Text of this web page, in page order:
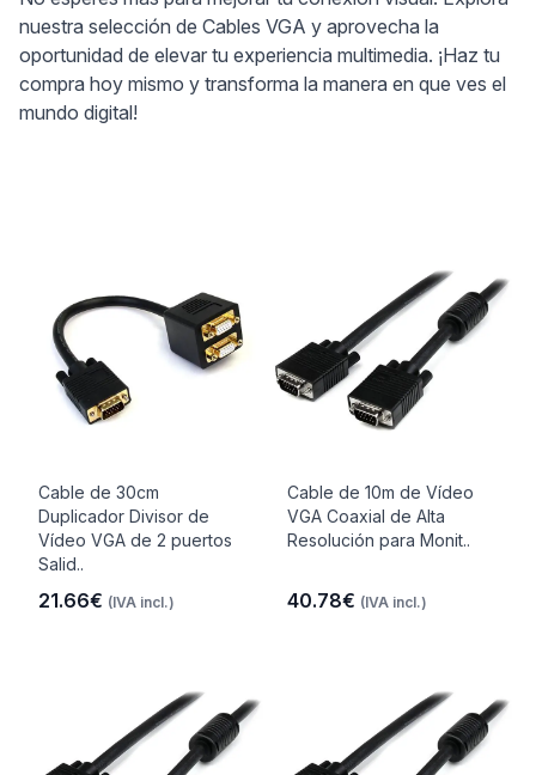
nuestra selección de Cables VGA y aprovecha la
oportunidad de elevar tu experiencia multimedia. ¡Haz tu
compra hoy mismo y transforma la manera en que ves el
mundo digital!
Cable de 30cm
Duplicador Divisor de
Vídeo VGA de 2 puertos
Salid..
21.66€ (IVA incl.)
Cable de 10m de Vídeo
VGA Coaxial de Alta
Resolución para Monit..
40.78€ (IVA incl.)